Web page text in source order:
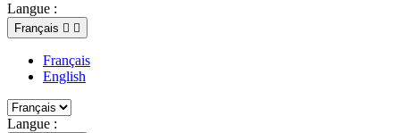
Langue :
Français  
Français
English
Langue :